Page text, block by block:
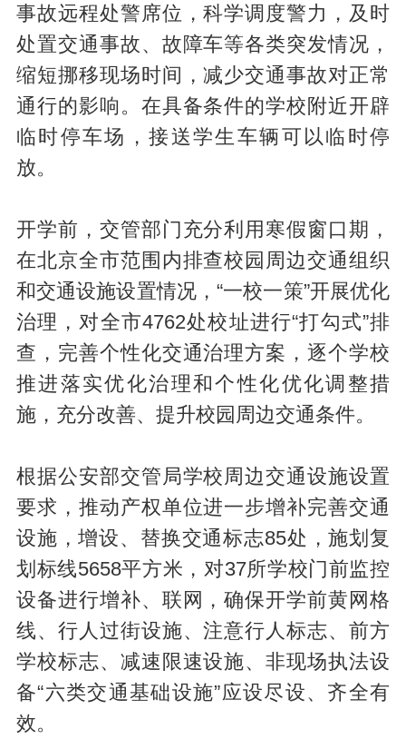
事故远程处警席位，科学调度警力，及时
处置交通事故、故障车等各类突发情况，
缩短挪移现场时间，减少交通事故对正常
通行的影响。在具备条件的学校附近开辟
临时停车场，接送学生车辆可以临时停
放。
开学前，交管部门充分利用寒假窗口期，
在北京全市范围内排查校园周边交通组织
和交通设施设置情况，“一校一策”开展优化
治理，对全市4762处校址进行“打勾式”排
查，完善个性化交通治理方案，逐个学校
推进落实优化治理和个性化优化调整措
施，充分改善、提升校园周边交通条件。
根据公安部交管局学校周边交通设施设置
要求，推动产权单位进一步增补完善交通
设施，增设、替换交通标志85处，施划复
划标线5658平方米，对37所学校门前监控
设备进行增补、联网，确保开学前黄网格
线、行人过街设施、注意行人标志、前方
学校标志、减速限速设施、非现场执法设
备“六类交通基础设施”应设尽设、齐全有
效。